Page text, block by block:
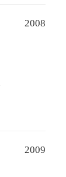
2008
2009